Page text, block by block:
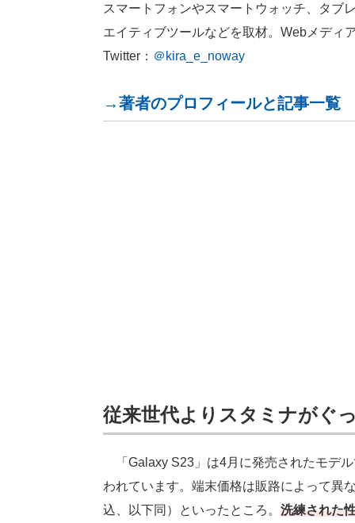
スマートフォンやスマートウォッチ、タブ
エイティブツールなどを取材。Webメディ
Twitter： ＠kira_e_noway
→著者のプロフィールと記事一覧
従来世代よりスタミナがぐ
「Galaxy S23」は4月に発売されたモデ
われています。端末価格は販路によって異
込、以下同）といったところ。 洗練された